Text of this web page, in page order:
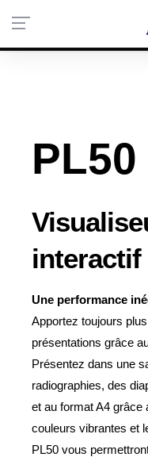
PL50
interactif
Une performance
Apportez toujours
présentations grâce
Présentez dans une
radiographies, des
et au format A4 grâce
couleurs vibrantes et
PL50 vous